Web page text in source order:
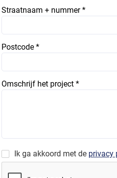
Straatnaam + nummer *
Postcode *
Omschrijf het project *
Ik ga akkoord met de privacy